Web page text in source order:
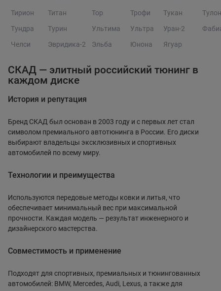
Тирион
Титан Тор Трофи Тукан
Тулон
Тундра
Турин Ультима Ультра Уран-2
Челси
Эвридика-2 Эльба Юнона Ягуар
СКАД — элитный российский тюнинг в
каждом диске
История и репутация
Бренд СКАД был основан в 2003 году и с первых лет стал
символом премиального автотюнинга в России. Его диски
выбирают владельцы эксклюзивных и спортивных
автомобилей по всему миру.
Технологии и преимущества
Используются передовые методы ковки и литья, что
обеспечивает минимальный вес при максимальной
прочности. Каждая модель — результат инженерного и
дизайнерского мастерства.
Совместимость и применение
Подходят для спортивных, премиальных и тюнингованных
автомобилей: BMW, Mercedes, Audi, Lexus, а также для